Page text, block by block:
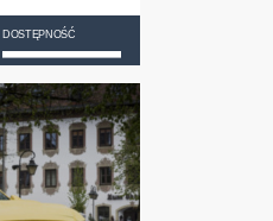
DOSTĘPNOŚĆ